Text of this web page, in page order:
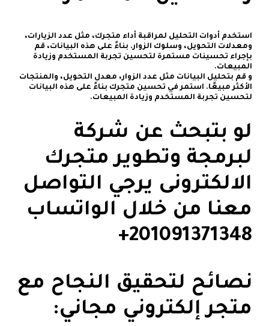
استخدم أدوات التحليل لمراقبة أداء متجرك، مثل عدد الزيارات،
ومعدلات التحويل، وسلوك الزوار. بناءً على هذه البيانات، قم
بإجراء تحسينات مستمرة لتحسين تجربة المستخدم وزيادة
المبيعات.
و قم بتحليل البيانات مثل عدد الزوار، معدل التحويل، والمنتجات
الأكثر مبيعًا. استمر في تحسين متجرك بناءً على هذه البيانات
لتحسين تجربة المستخدم وزيادة المبيعات.
لو بتبحث عن شركة
لبرمجة وتطوير متجرك
الالكترونى يرجي التواصل
معنا من خلال الواتساب
نصائح لتحقيق النجاح مع
متجر إلكتروني مجاني: